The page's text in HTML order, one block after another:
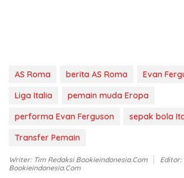
AS Roma berita AS Roma
Evan
Liga Italia
pemain muda Eropa
performa Evan Ferguson
sepak bola
Transfer Pemain
Writer: Tim Redaksi Bookieindonesia.com
Editor:
Bookieindonesia.com